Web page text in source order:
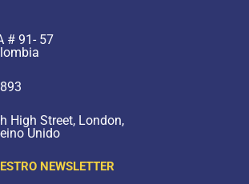
# 91- 57
High Street, London,
Unido
NEWSLETTER